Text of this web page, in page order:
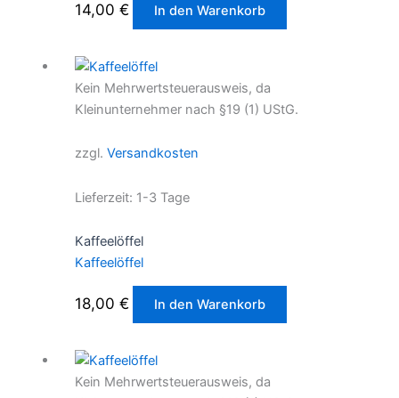
14,00 € In den Warenkorb
Kein Mehrwertsteuerausweis, da
Kleinunternehmer nach §19 (1) UStG.
zzgl. Versandkosten
Lieferzeit: 1-3 Tage
Kaffeelöffel
Kaffeelöffel
18,00 € In den Warenkorb
Kein Mehrwertsteuerausweis, da